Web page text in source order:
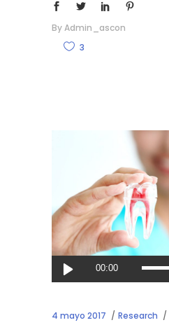
ByAdmin_ascon
3
Reproductor
de
00:00
4 mayo 2017 Research